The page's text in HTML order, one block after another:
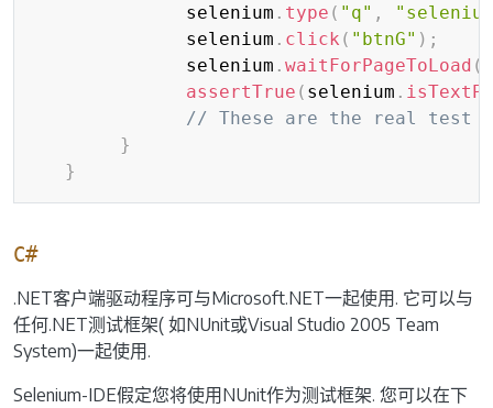
              selenium
. type ( "q" ,
              selenium
. click ( "btnG" ) ;
              selenium
. waitForPageToLoad (
assertTrue ( selenium .
// These are the real test
}
}
C#
.NET客户端驱动程序可与Microsoft.NET一起使用. 它可以与
任何.NET测试框架( 如NUnit或Visual Studio 2005 Team
System)一起使用.
Selenium-IDE假定您将使用NUnit作为测试框架. 您可以在下